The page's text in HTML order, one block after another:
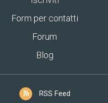
Form per contatti
Forum
Blog
RSS Feed